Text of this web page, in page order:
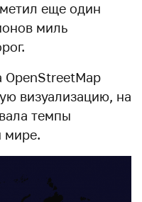
еще один
миль
визуализацию, на
темпы
мире.